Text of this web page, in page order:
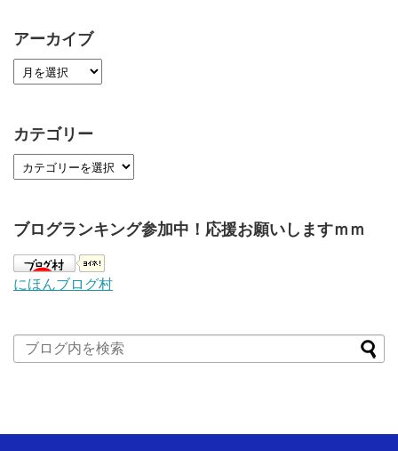
アーカイブ
カテゴリー
ブログランキング参加中！応援お願いしますｍｍ
にほんブログ村